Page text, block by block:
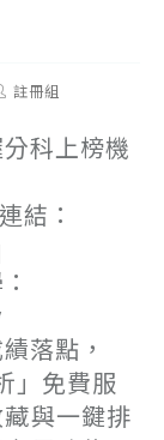
註冊組
科上榜機
結：
落點，
」免費服
與一鍵排